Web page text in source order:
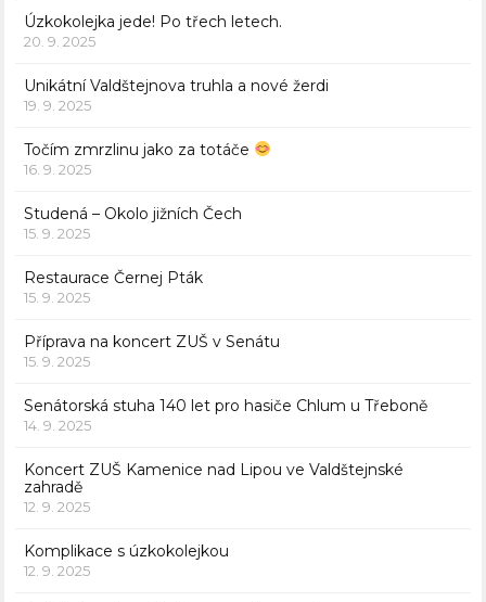
Úzkokolejka jede! Po třech letech.
20. 9. 2025
Unikátní Valdštejnova truhla a nové žerdi
19. 9. 2025
Točím zmrzlinu jako za totáče
16. 9. 2025
Studená – Okolo jižních Čech
15. 9. 2025
Restaurace Černej Pták
15. 9. 2025
Příprava na koncert ZUŠ v Senátu
15. 9. 2025
Senátorská stuha 140 let pro hasiče Chlum u Třeboně
14. 9. 2025
Koncert ZUŠ Kamenice nad Lipou ve Valdštejnské
zahradě
12. 9. 2025
Komplikace s úzkokolejkou
12. 9. 2025